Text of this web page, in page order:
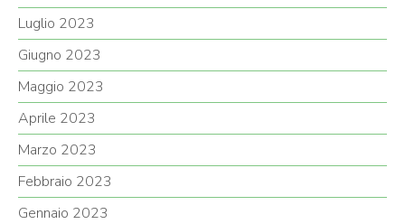
Luglio 2023
Giugno 2023
Maggio 2023
Aprile 2023
Marzo 2023
Febbraio 2023
Gennaio 2023